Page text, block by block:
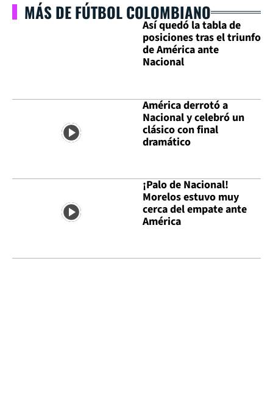
MÁS DE FÚTBOL COLOMBIANO
Así quedó la tabla de
posiciones tras el triunfo
de América ante
Nacional
América derrotó a
Nacional y celebró un
clásico con final
dramático
¡Palo de Nacional!
Morelos estuvo muy
cerca del empate ante
América